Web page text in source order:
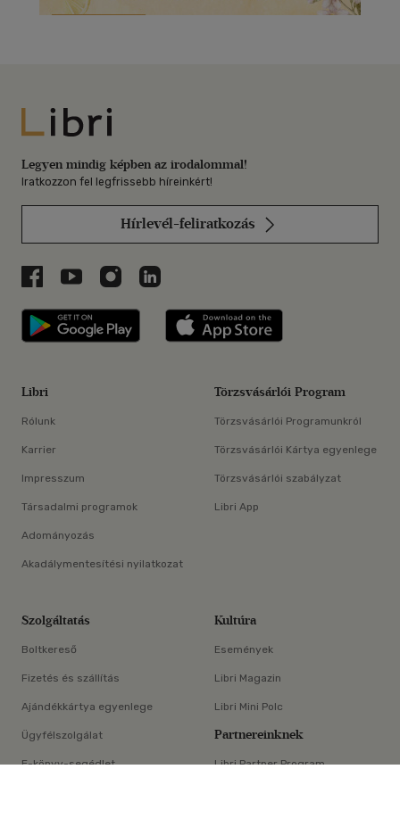
×
Libri
Legyen mindig képben az irodalommal!
Iratkozzon fel legfrissebb híreinkért!
Hírlevél-feliratkozás
Libri a Facebookon
Libri a Youtube-on
Libri az Instagramon
Libri a LinkedInen
Libri applikáció Szerezd meg: Google
Libri
Rólunk
Karrier
Impresszum
Társadalmi programok
Adományozás
Akadálymentesítési nyilatkozat
Törzsvásárlói Program
Törzsvásárlói Programunkról
Törzsvásárlói Kártya egyenlege
Törzsvásárlói szabályzat
Libri App
Szolgáltatás
Boltkereső
Fizetés és szállítás
Ajándékkártya egyenlege
Ügyfélszolgálat
E-könyv-segédlet
Kultúra
Események
Libri Magazin
Libri Mini Polc
Partnereinknek
Libri Partner Program